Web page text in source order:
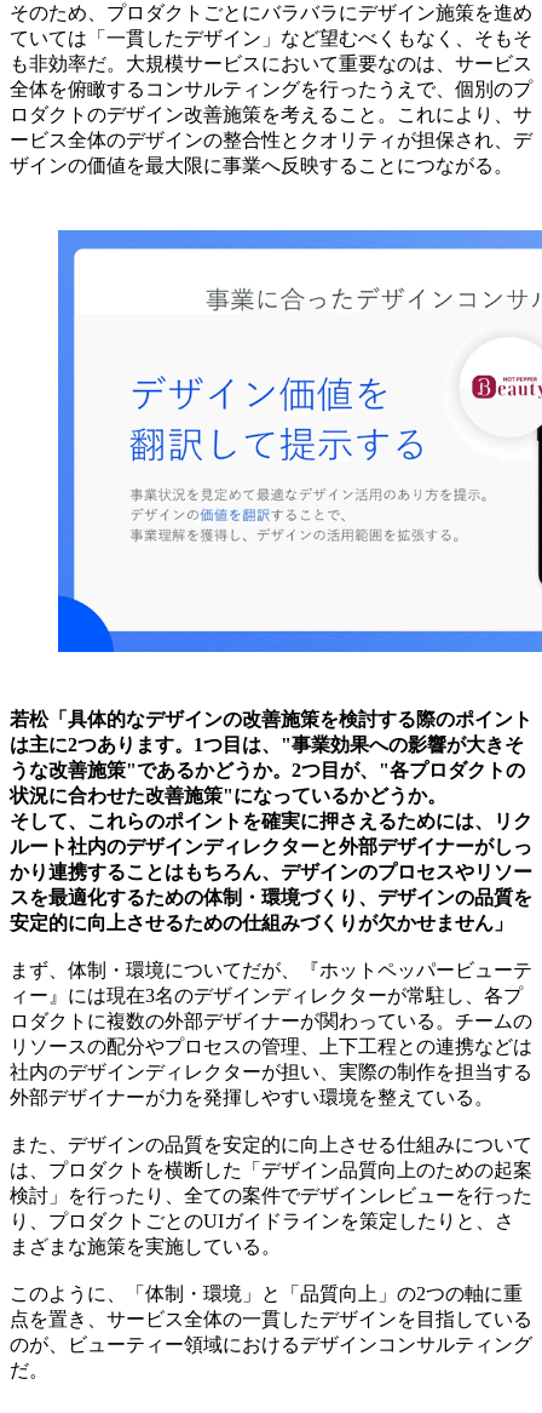
そのため、プロダクトごとにバラバラにデザイン施策を進め
ていては「一貫したデザイン」など望むべくもなく、そもそ
も非効率だ。大規模サービスにおいて重要なのは、サービス
全体を俯瞰するコンサルティングを行ったうえで、個別のプ
ロダクトのデザイン改善施策を考えること。これにより、サ
ービス全体のデザインの整合性とクオリティが担保され、デ
ザインの価値を最大限に事業へ反映することにつながる。
若松「具体的なデザインの改善施策を検討する際のポイント
は主に2つあります。1つ目は、"事業効果への影響が大きそ
うな改善施策"であるかどうか。2つ目が、"各プロダクトの
状況に合わせた改善施策"になっているかどうか。
そして、これらのポイントを確実に押さえるためには、リク
ルート社内のデザインディレクターと外部デザイナーがしっ
かり連携することはもちろん、デザインのプロセスやリソー
スを最適化するための体制・環境づくり、デザインの品質を
安定的に向上させるための仕組みづくりが欠かせません」
まず、体制・環境についてだが、『ホットペッパービューテ
ィー』には現在3名のデザインディレクターが常駐し、各プ
ロダクトに複数の外部デザイナーが関わっている。チームの
リソースの配分やプロセスの管理、上下工程との連携などは
社内のデザインディレクターが担い、実際の制作を担当する
外部デザイナーが力を発揮しやすい環境を整えている。
また、デザインの品質を安定的に向上させる仕組みについて
は、プロダクトを横断した「デザイン品質向上のための起案
検討」を行ったり、全ての案件でデザインレビューを行った
り、プロダクトごとのUIガイドラインを策定したりと、さ
まざまな施策を実施している。
このように、「体制・環境」と「品質向上」の2つの軸に重
点を置き、サービス全体の一貫したデザインを目指している
のが、ビューティー領域におけるデザインコンサルティング
だ。